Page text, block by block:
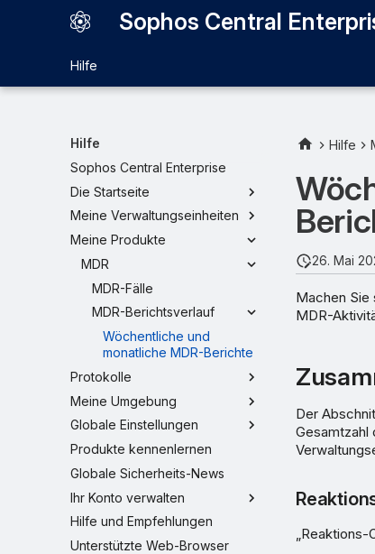
Sophos Central
Hilfe
Hilfe
Sophos Central Enterprise
Die Startseite
Meine Verwaltungseinheiten
Meine Produkte
MDR
MDR-Fälle
MDR-Berichtsverlauf
Wöchentliche und
monatliche MDR-Berichte
Protokolle
Meine Umgebung
Globale Einstellungen
Produkte kennenlernen
Globale Sicherheits-News
Ihr Konto verwalten
Hilfe und Empfehlungen
Unterstützte Web-Browser
Hilfe
26. Mai
Machen Sie
MDR-
Der
Gesamtzahl
„Reaktions-